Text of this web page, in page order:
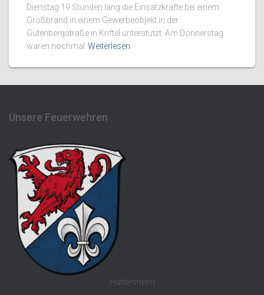
Dienstag 19 Stunden lang die Einsatzkräfte bei einem
Großbrand in einem Gewerbeobjekt in der
Gutenbergstraße in Kriftel unterstützt. Am Donnerstag
waren nochmal Weiterlesen
Unsere Feuerwehren
Hattersheim